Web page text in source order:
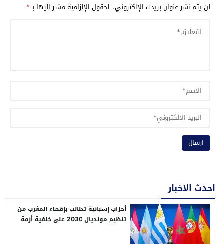
لن يتم نشر عنوان بريدك الإلكتروني. الحقول الإلزامية مشار إليها بـ*
احدث الاخبار
أحزاب إسبانية تطالب بإقصاء المغرب من
تنظيم مونديال 2030 على خلفية أزمة